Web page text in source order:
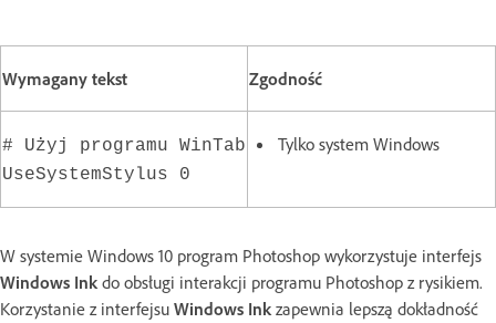
Wymagany tekst Zgodność
# Użyj programu WinTab
UseSystemStylus 0
Tylko system Windows
W systemie Windows 10 program Photoshop wykorzystuje interfejs
Windows Ink do obsługi interakcji programu Photoshop z rysikiem.
Korzystanie z interfejsu Windows Ink zapewnia lepszą dokładność